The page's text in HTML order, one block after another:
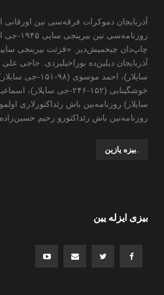
آذربایجان دموکرات فرقه‌سی نین اورقانی
چاپ‌دان چیخمیش‌دیر. «قزئت بیرینجی
سایلار)، احمد موسوی
سایلار) روزنامه‌نین باش رئداکتورلاری
روزنامه‌نین باش رئداکتورو رحیم حسین‌زاده
.بیزه یازین
بیزی ایزله یین